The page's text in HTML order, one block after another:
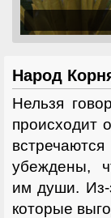
Народ
Нельзя
происходит
убеждены,
им души. Из-
которые